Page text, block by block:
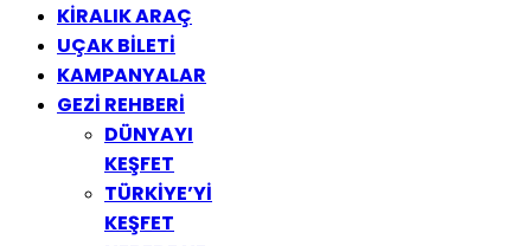
KİRALIK ARAÇ
UÇAK BİLETİ
KAMPANYALAR
GEZİ REHBERİ
DÜNYAYI
KEŞFET
TÜRKİYE’Yİ
KEŞFET